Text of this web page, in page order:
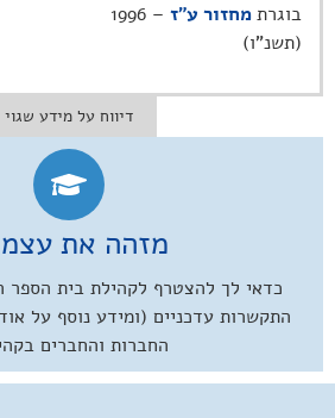
בוגרתמחזור ע"ז
– 1996
(תשנ"ו)
דיווח על מידע שגוי
מזהה את
כדאי לך להצטרף לקהילת בית הספר
התקשרות עדכניים (ומידע נוסף על
החברות והחברים